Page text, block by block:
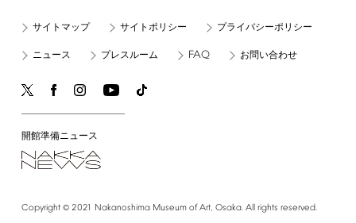
サイトマップ サイトポリシー プライバシーポリシー
ニュース プレスルーム FAQ お問い合わせ
開館準備ニュース
Copyright© 2021 Nakanoshima Museum of Art, Osaka. All rights reserved.